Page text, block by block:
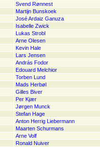
Svend Rønnest
Martijn Bunskoek
José Ardaiz Ganuza
Isabelle Zwick
Lukas Strobl
Arne Olesen
Kevin Hale
Lars Jensen
András Fodor
Edouard Melchior
Torben Lund
Mads Herbøl
Gilles Biver
Per Kjær
Jørgen Munck
Stefan Hage
Anton Herrig Liebermann
Maarten Schurmans
Arne Volf
Ronald Nuiver